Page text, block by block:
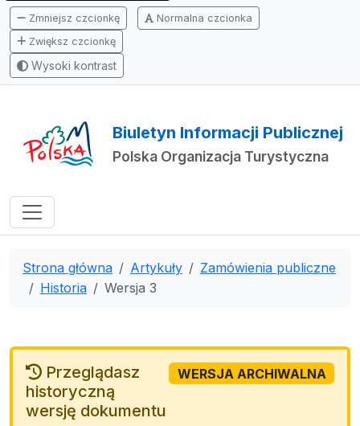
Zmniejsz czcionkę
Normalna czcionka
Zwiększ czcionkę
Wysoki kontrast
Biuletyn Informacji Publicznej
Polska Organizacja Turystyczna
Strona główna Artykuły
Zamówienia publiczne
Historia
Wersja 3
Przeglądasz
historyczną
wersję dokumentu
WERSJA ARCHIWALNA